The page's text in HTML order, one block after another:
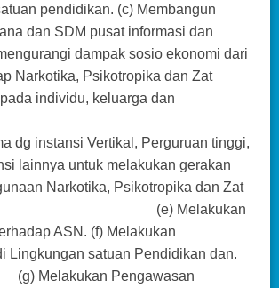
pendidikan. (c) Membangun
dan SDM pusat informasi dan
dampak sosio ekonomi dari
Narkotika, Psikotropika dan Zat
individu, keluarga dan
dg instansi Vertikal, Perguruan tinggi,
lainnya untuk melakukan gerakan
Narkotika, Psikotropika dan Zat
(e) Melakukan
ASN. (f) Melakukan
Lingkungan satuan Pendidikan dan.
Pengawasan